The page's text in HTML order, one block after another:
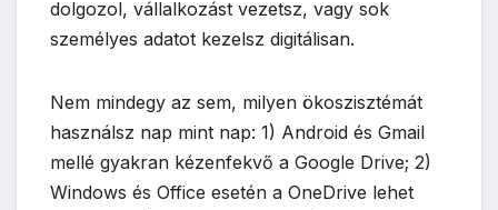
dolgozol, vállalkozást vezetsz, vagy sok
személyes adatot kezelsz digitálisan.
Nem mindegy az sem, milyen ökoszisztémát
használsz nap mint nap: 1) Android és Gmail
mellé gyakran kézenfekvő a Google Drive; 2)
Windows és Office esetén a OneDrive lehet